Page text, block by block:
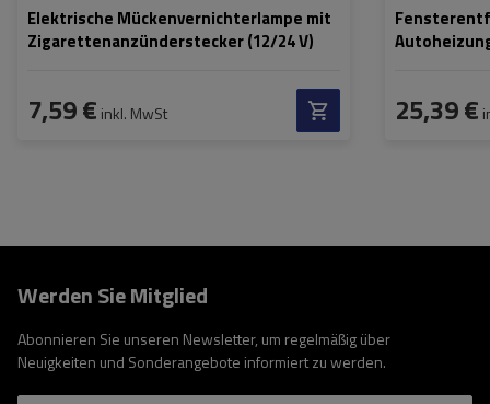
Elektrische Mückenvernichterlampe mit
Zigarettenanzünderstecker (12/24 V)
7,59 € inkl. MwSt 25,39 €
Werden Sie Mitglied
Abonnieren Sie unseren Newsletter, um regelmäßig über
Neuigkeiten und Sonderangebote informiert zu werden.